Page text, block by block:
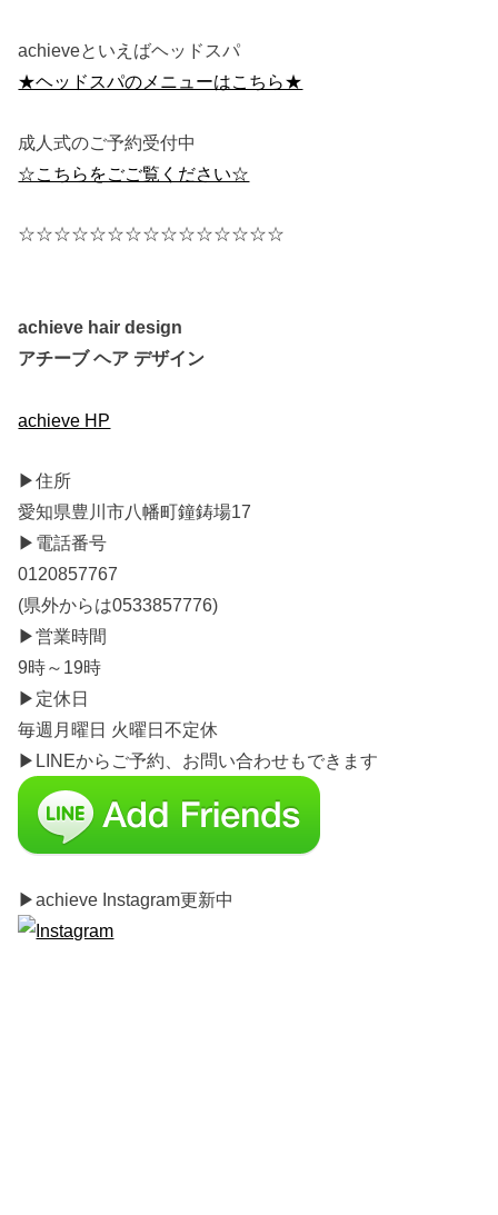
achieveといえばヘッドスパ
★ヘッドスパのメニューはこちら★
成人式のご予約受付中
☆こちらをごご覧ください☆
☆☆☆☆☆☆☆☆☆☆☆☆☆☆☆
achieve hair design
アチーブ ヘア デザイン
achieve HP
▶︎住所
愛知県豊川市八幡町鐘鋳場17
▶︎電話番号
0120857767
(県外からは0533857776)
▶︎営業時間
9時～19時
▶︎定休日
毎週月曜日 火曜日不定休
▶︎LINEからご予約、お問い合わせもできます
▶︎achieve Instagram更新中